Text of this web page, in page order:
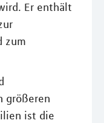
Er enthält
zum
größeren
ist die